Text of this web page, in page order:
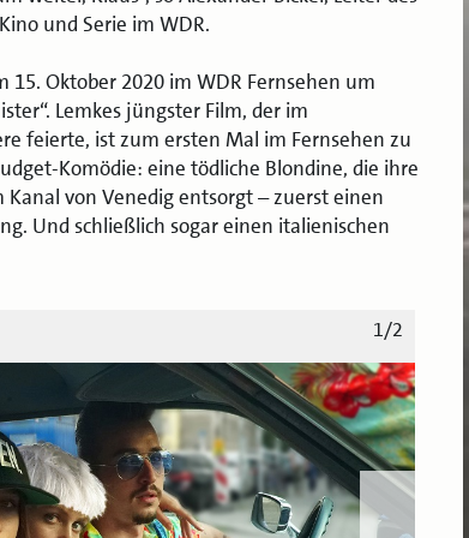
und Serie im WDR.
Oktober 2020 im WDR Fernsehen um
Lemkes jüngster Film, der im
feierte, ist zum ersten Mal im Fernsehen zu
Komödie: eine tödliche Blondine, die ihre
von Venedig entsorgt – zuerst einen
Und schließlich sogar einen italienischen
1/2